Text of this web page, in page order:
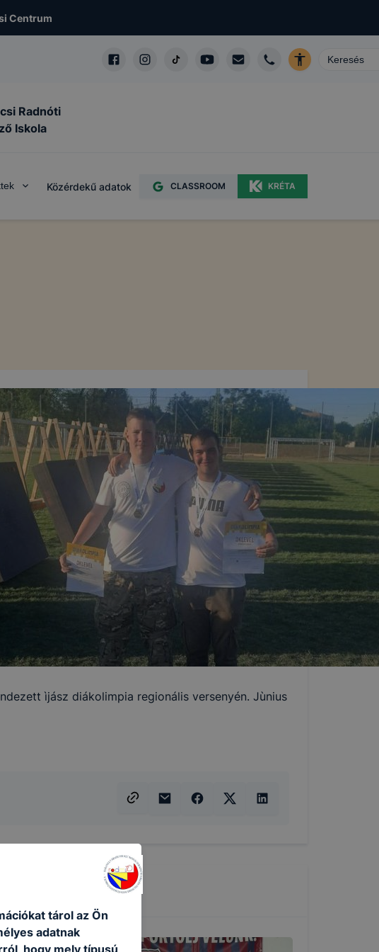
Centrum
Radnóti
Iskola
Közérdekű adatok CLASSROOM KRÉTA
ìjász diákolimpia regionális versenyén. Jùnius
tárol az Ön
adatnak
hogy mely típusú